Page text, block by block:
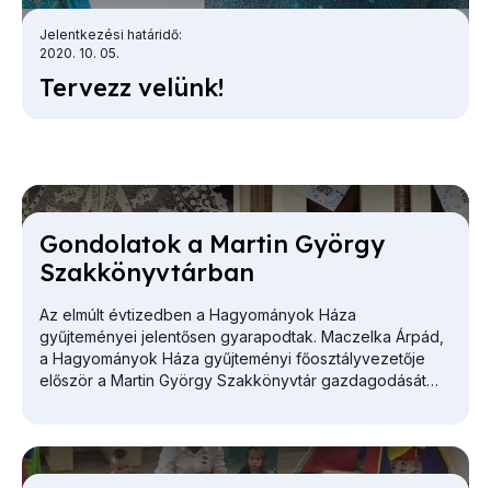
Ter­vezz ve­lünk!
Jelentkezési határidő
2020. 10. 05.
Gon­do­la­tok a Mar­tin György
Szak­könyv­tár­ban
Az elmúlt évtizedben a Hagyományok Háza
gyűjteményei jelentősen gyarapodtak. Maczelka Árpád,
a Hagyományok Háza gyűjteményi főosztályvezetője
először a Martin György Szakkönyvtár gazdagodását